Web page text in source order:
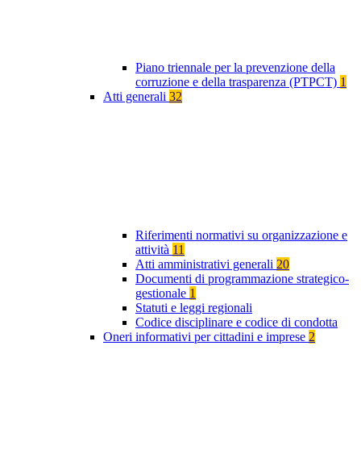
Piano triennale per la prevenzione della
corruzione e della trasparenza (PTPCT) 1
Atti generali 32
Riferimenti normativi su organizzazione e
attività 11
Atti amministrativi generali 20
Documenti di programmazione strategico-
gestionale 1
Statuti e leggi regionali
Codice disciplinare e codice di condotta
Oneri informativi per cittadini e imprese 2